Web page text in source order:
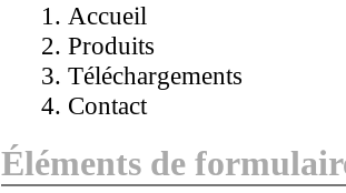
Accueil
Produits
Téléchargements
Contact
Éléments de